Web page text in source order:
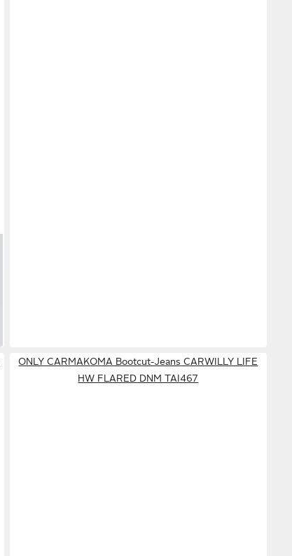
ONLY CARMAKOMA Bootcut-Jeans CARWILLY LIFE
HW FLARED DNM TAI467